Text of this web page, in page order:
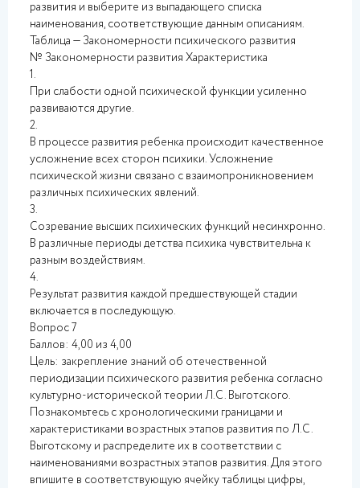
развития и выберите из выпадающего списка
наименования, соответствующие данным описаниям.
Таблица — Закономерности психического развития
№ Закономерности развития Характеристика
1.
При слабости одной психической функции усиленно
развиваются другие.
2.
В процессе развития ребенка происходит качественное
усложнение всех сторон психики. Усложнение
психической жизни связано с взаимопроникновением
различных психических явлений.
3.
Созревание высших психических функций несинхронно.
В различные периоды детства психика чувствительна к
разным воздействиям.
4.
Результат развития каждой предшествующей стадии
включается в последующую.
Вопрос 7
Баллов: 4,00 из 4,00
Цель: закрепление знаний об отечественной
периодизации психического развития ребенка согласно
культурно-исторической теории Л.С. Выготского.
Познакомьтесь с хронологическими границами и
характеристиками возрастных этапов развития по Л.С.
Выготскому и распределите их в соответствии с
наименованиями возрастных этапов развития. Для этого
впишите в соответствующую ячейку таблицы цифры,